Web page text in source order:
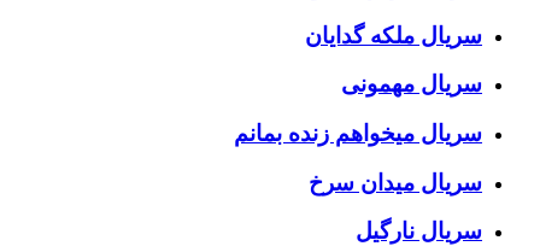
سریال ملکه گدایان
سریال مهمونی
سریال میخواهم زنده بمانم
سریال میدان سرخ
سریال نارگیل